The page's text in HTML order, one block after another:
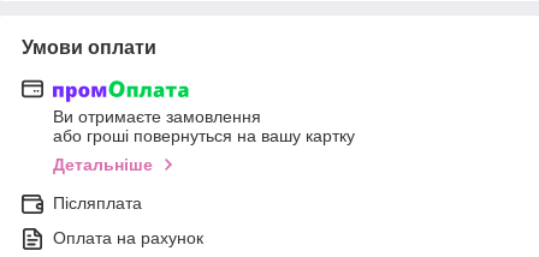
Умови оплати
Ви отримаєте замовлення
або гроші повернуться на вашу картку
Детальніше
Післяплата
Оплата на рахунок